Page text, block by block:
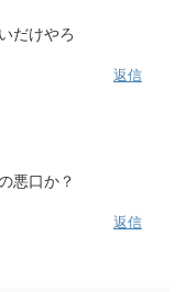
だけやろ
返信
悪口か？
返信